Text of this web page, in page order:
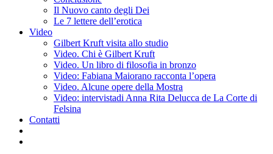
Il Nuovo canto degli Dei
Le 7 lettere dell’erotica
Video
Gilbert Kruft visita allo studio
Video. Chi è Gilbert Kruft
Video. Un libro di filosofia in bronzo
Video: Fabiana Maiorano racconta l’opera
Video. Alcune opere della Mostra
Video: intervistadi Anna Rita Delucca de La Corte di
Felsina
Contatti